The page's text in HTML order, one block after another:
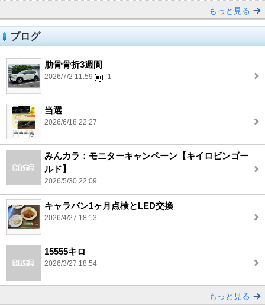
もっと見る
ブログ
肋骨骨折3週間
2026/7/2 11:59 1
当選
2026/6/18 22:27
みんカラ：モニターキャンペーン【キイロビンゴー
ルド】
2026/5/30 22:09
キャラバン1ヶ月点検とLED交換
2026/4/27 18:13
15555キロ
2026/3/27 18:54
もっと見る